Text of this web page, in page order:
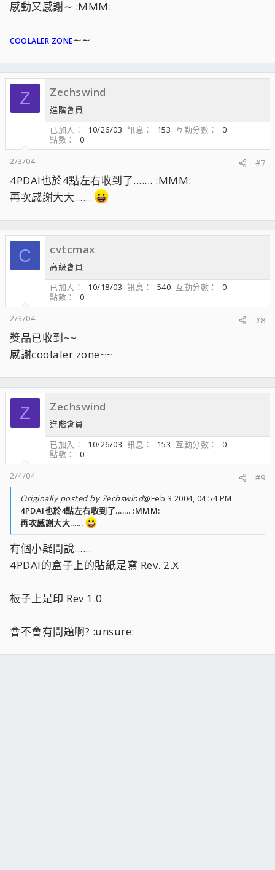
感動又感謝∼ :MMM:
COOLALER ZONE∼∼
Z Zechswind
進階會員
已加入
10/26/03 訊息 153 互動分數
0
點數
0
2/3/04
#7
4PDAI也於4點左右收到了....... :MMM:
再次感謝大大......
C cvtcmax
高級會員
已加入
10/18/03 訊息 540 互動分數
0
點數
0
2/3/04
#8
獎品已收到~~
感謝coolaler zone~~
Z Zechswind
進階會員
已加入
10/26/03 訊息 153 互動分數
0
點數
0
2/4/04
#9
Originally posted by Zechswind@Feb 3 2004, 04:54 PM
4PDAI也於4點左右收到了....... :MMM:
再次感謝大大......
有個小疑問說......
4PDAI的盒子上的貼紙是寫 Rev. 2.X
板子上是印 Rev 1.0
會不會有問題啊? :unsure: